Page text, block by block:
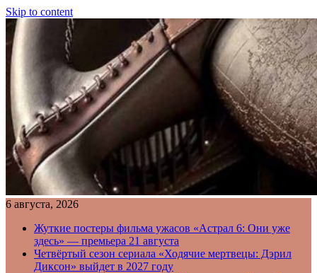
Skip to content
6 августа, 2026
Жуткие постеры фильма ужасов «Астрал 6: Они уже
здесь» — премьера 21 августа
Четвёртый сезон сериала «Ходячие мертвецы: Дэрил
Диксон» выйдет в 2027 году